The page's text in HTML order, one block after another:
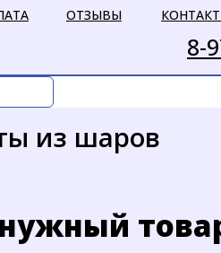
8-
ОТЗЫВЫ
из шаров